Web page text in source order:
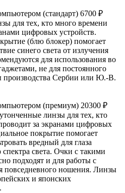
(стандарт) 6700 ₽
для тех, кто много времени
цифровых устройств.
(блю блокер) помогает
синего света от излучения
для использования во
не для постоянного
Сербии или Ю.-В.
(премиум) 20300 ₽
линзы для тех, кто
за экранами цифровых
покрытие помогает
вредный для глаза
спектра света. Очки с такими
подходят и для работы с
повседневного ношения. Линзы
и японских